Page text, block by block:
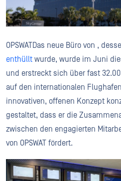
OPSWATDas neue Büro von ,
enthüllt wurde, wurde im Juni
und erstreckt sich über fast
auf den internationalen
innovativen, offenen Konzept
gestaltet, dass er die
zwischen den engagierten
von OPSWAT fördert.